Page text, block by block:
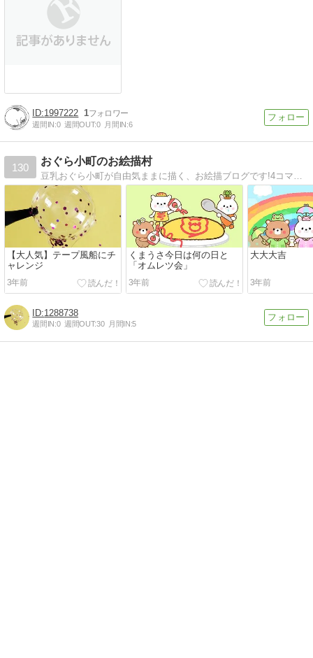
1997222 1
週間IN:0 週間OUT:0 月間IN:6
130
おぐら小町のお絵描村
【大人気】テープ風船にチ
ャレンジ
3年前
くまうさ今日は何の日と
「オムレツ会」
3年前
大大大吉
3年前
1288738
週間IN:0 週間OUT:30 月間IN:5